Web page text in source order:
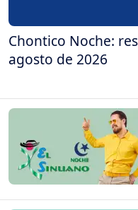
Chontico Noche:
agosto de 2026